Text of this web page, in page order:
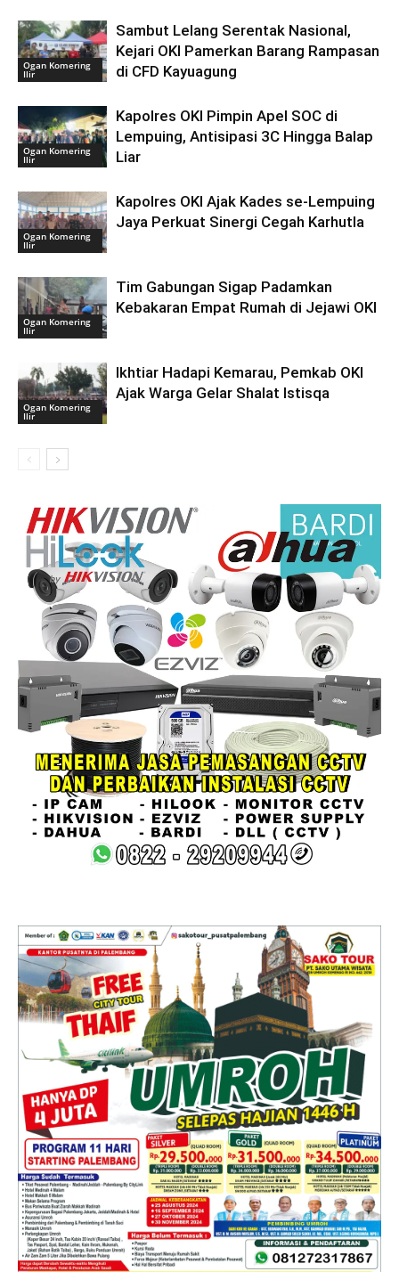
Ogan Komering
Ilir
Sambut Lelang Serentak Nasional,
Kejari OKI Pamerkan Barang Rampasan
di CFD Kayuagung
Ogan Komering
Ilir
Kapolres OKI Pimpin Apel SOC di
Lempuing, Antisipasi 3C Hingga Balap
Liar
Ogan Komering
Ilir
Kapolres OKI Ajak Kades se-Lempuing
Jaya Perkuat Sinergi Cegah Karhutla
Ogan Komering
Ilir
Tim Gabungan Sigap Padamkan
Kebakaran Empat Rumah di Jejawi OKI
Ogan Komering
Ilir
Ikhtiar Hadapi Kemarau, Pemkab OKI
Ajak Warga Gelar Shalat Istisqa